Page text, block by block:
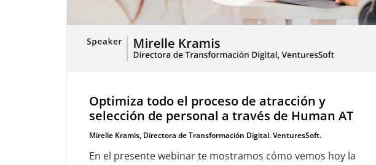
Optimiza todo el proceso de atracción y
selección de personal a través de Human AT
Mirelle Kramis, Directora de Transformación Digital. VenturesSoft.
En el presente webinar te mostramos cómo vemos hoy la